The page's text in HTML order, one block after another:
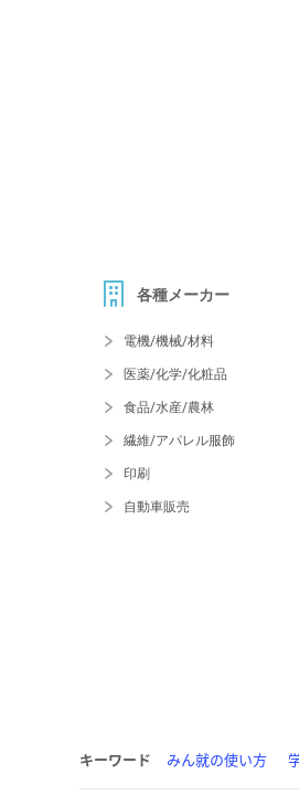
各種メーカー
電機/機械/材料
医薬/化学/化粧品
食品/水産/農林
繊維/アパレル服飾
印刷
自動車販売
キーワード みん就の使い方